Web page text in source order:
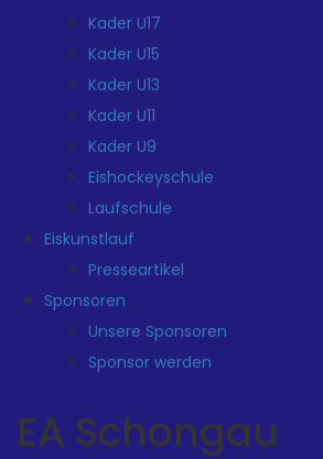
Kader U17
Kader U15
Kader U13
Kader U11
Kader U9
Eishockeyschule
Laufschule
Eiskunstlauf
Presseartikel
Sponsoren
Unsere Sponsoren
Sponsor werden
EA Schongau